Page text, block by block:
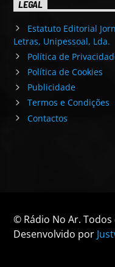
LEGAL
Estatuto Editorial
Letras, Unipessoal, Lda.
Política de
Política de Cookies
Publicidade
Termos e Condições
Contactos
© Rádio No Ar.
Desenvolvido por